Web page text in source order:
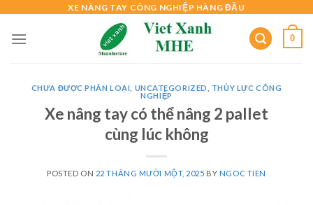
content
XE NÂNG TAY CÔNG NGHIỆP HÀNG ĐẦU
0
CHƯA ĐƯỢC PHÂN LOẠI UNCATEGORIZED
THỦY LỰC CÔNG
NGHIỆP
Xe nâng tay có thể nâng 2 pallet
cùng lúc không
POSTED ON 22 THÁNG MƯỜI MỘT, 2025 BY NGOC TIEN